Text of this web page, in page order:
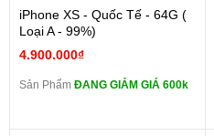
iPhone XS - Quốc Tế - 64G (
Loại A - 99%)
4.900.000₫
Sản Phẩm ĐANG GIẢM GIÁ 600k